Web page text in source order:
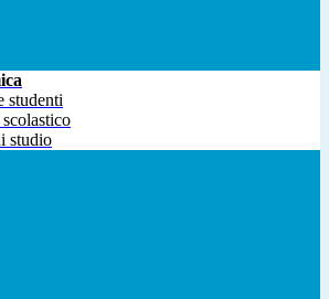
studenti
studio